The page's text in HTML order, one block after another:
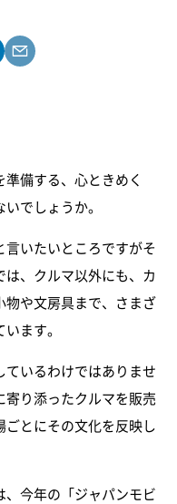
備する、心ときめく
でしょうか。
いたいところですがそ
、クルマ以外にも、カ
物や文房具まで、さまざ
ます。
ているわけではありませ
り添ったクルマを販売
ごとにその文化を反映し
今年の「ジャパンモビ